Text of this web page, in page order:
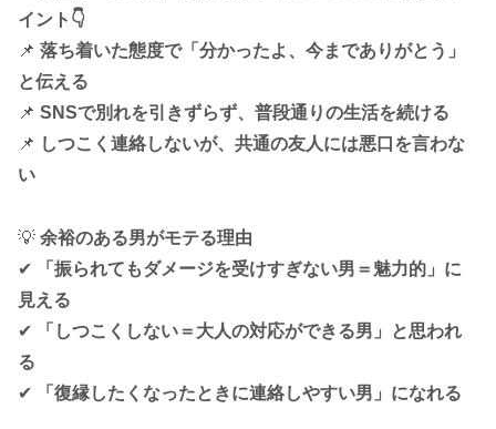
イント👇
📌 落ち着いた態度で「分かったよ、今までありがとう」
と伝える
📌 SNSで別れを引きずらず、普段通りの生活を続ける
📌 しつこく連絡しないが、共通の友人には悪口を言わな
い
💡 余裕のある男がモテる理由
✔
「振られてもダメージを受けすぎない男＝魅力的」に
見える
✔
「しつこくしない＝大人の対応ができる男」と思われ
る
✔
「復縁したくなったときに連絡しやすい男」になれる